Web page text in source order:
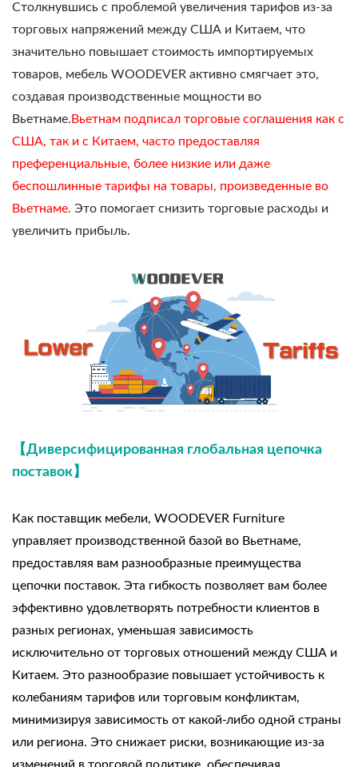
Столкнувшись с проблемой увеличения тарифов из-за
торговых напряжений между США и Китаем, что
значительно повышает стоимость импортируемых
товаров, мебель WOODEVER активно смягчает это,
создавая производственные мощности во
Вьетнаме. Вьетнам подписал торговые соглашения как с
США, так и с Китаем, часто предоставляя
преференциальные, более низкие или даже
беспошлинные тарифы на товары, произведенные во
Вьетнаме. Это помогает снизить торговые расходы и
увеличить прибыль.
【Диверсифицированная глобальная цепочка
поставок】
Как поставщик мебели, WOODEVER Furniture
управляет производственной базой во Вьетнаме,
предоставляя вам разнообразные преимущества
цепочки поставок. Эта гибкость позволяет вам более
эффективно удовлетворять потребности клиентов в
разных регионах, уменьшая зависимость
исключительно от торговых отношений между США и
Китаем. Это разнообразие повышает устойчивость к
колебаниям тарифов или торговым конфликтам,
минимизируя зависимость от какой-либо одной страны
или региона. Это снижает риски, возникающие из-за